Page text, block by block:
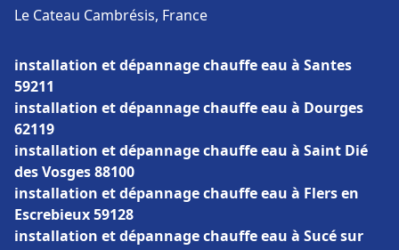
Le Cateau Cambrésis, France
installation et dépannage chauffe eau à Santes
59211
installation et dépannage chauffe eau à Dourges
62119
installation et dépannage chauffe eau à Saint Dié
des Vosges 88100
installation et dépannage chauffe eau à Flers en
Escrebieux 59128
installation et dépannage chauffe eau à Sucé sur